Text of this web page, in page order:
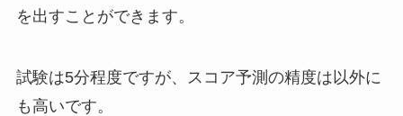
を出すことができます。
試験は5分程度ですが、スコア予測の精度は以外に
も高いです。